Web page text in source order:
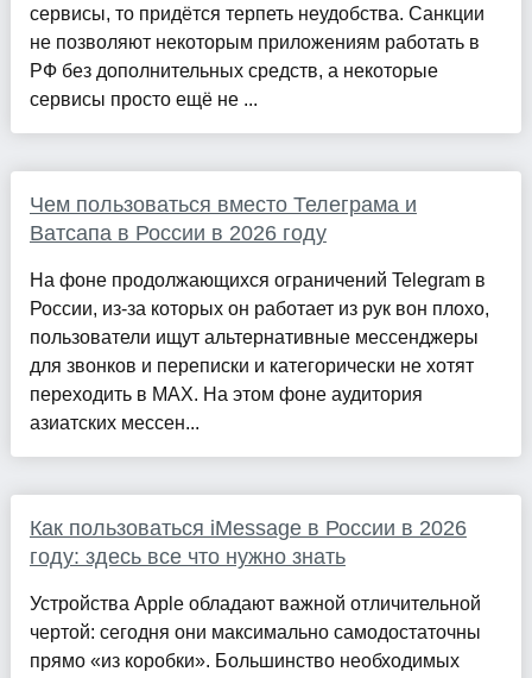
сервисы, то придётся терпеть неудобства. Санкции
не позволяют некоторым приложениям работать в
РФ без дополнительных средств, а некоторые
сервисы просто ещё не ...
Чем пользоваться вместо Телеграма и
Ватсапа в России в 2026 году
На фоне продолжающихся ограничений Telegram в
России, из-за которых он работает из рук вон плохо,
пользователи ищут альтернативные мессенджеры
для звонков и переписки и категорически не хотят
переходить в MAX. На этом фоне аудитория
азиатских мессен...
Как пользоваться iMessage в России в 2026
году: здесь все что нужно знать
Устройства Apple обладают важной отличительной
чертой: сегодня они максимально самодостаточны
прямо «из коробки». Большинство необходимых